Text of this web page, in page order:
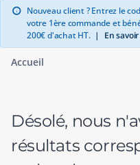
info Nouveau client ? Entrez le
votre 1ère commande et
200€ d'achat HT. | En
Accueil
Désolé, nous
résultats